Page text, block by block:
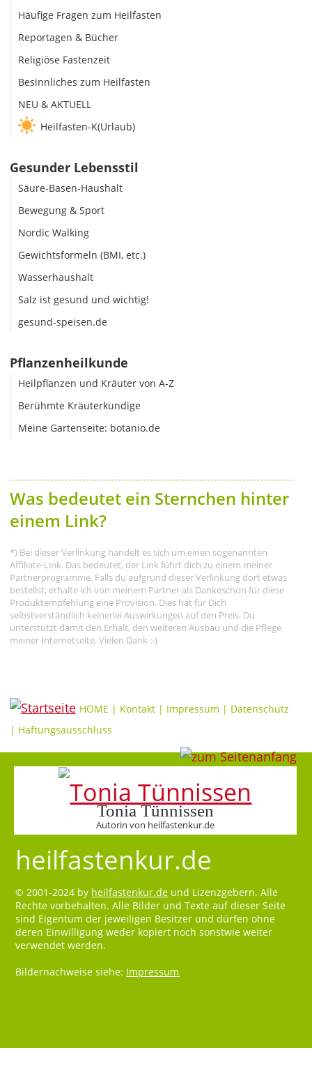
Häufige Fragen zum Heilfasten
Reportagen & Bücher
Religiöse Fastenzeit
Besinnliches zum Heilfasten
NEU & AKTUELL
Heilfasten-K(Urlaub)
Gesunder Lebensstil
Säure-Basen-Haushalt
Bewegung & Sport
Nordic Walking
Gewichtsformeln (BMI, etc.)
Wasserhaushalt
Salz ist gesund und wichtig!
gesund-speisen.de
Pflanzenheilkunde
Heilpflanzen und Kräuter von A-Z
Berühmte Kräuterkundige
Meine Gartenseite: botanio.de
Was bedeutet ein Sternchen hinter
einem Link?
*) Bei dieser Verlinkung handelt es sich um einen sogenannten
Affiliate-Link. Das bedeutet, der Link führt dich zu einem meiner
Partnerprogramme. Falls du aufgrund dieser Verlinkung dort etwas
bestellst, erhalte ich von meinem Partner als Dankeschön für diese
Produktempfehlung eine Provision. Dies hat für Dich
selbstverständlich keinerlei Auswirkungen auf den Preis. Du
unterstützt damit den Erhalt, den weiteren Ausbau und die Pflege
meiner Internetseite. Vielen Dank :-)
HOME | Kontakt | Impressum | Datenschutz
| Haftungsausschluss
Tonia Tünnissen
Autorin von heilfastenkur.de
heilfastenkur.de
© 2001-2024 by heilfastenkur.de und Lizenzgebern. Alle
Rechte vorbehalten. Alle Bilder und Texte auf dieser Seite
sind Eigentum der jeweiligen Besitzer und dürfen ohne
deren Einwilligung weder kopiert noch sonstwie weiter
verwendet werden.
Bildernachweise siehe: Impressum